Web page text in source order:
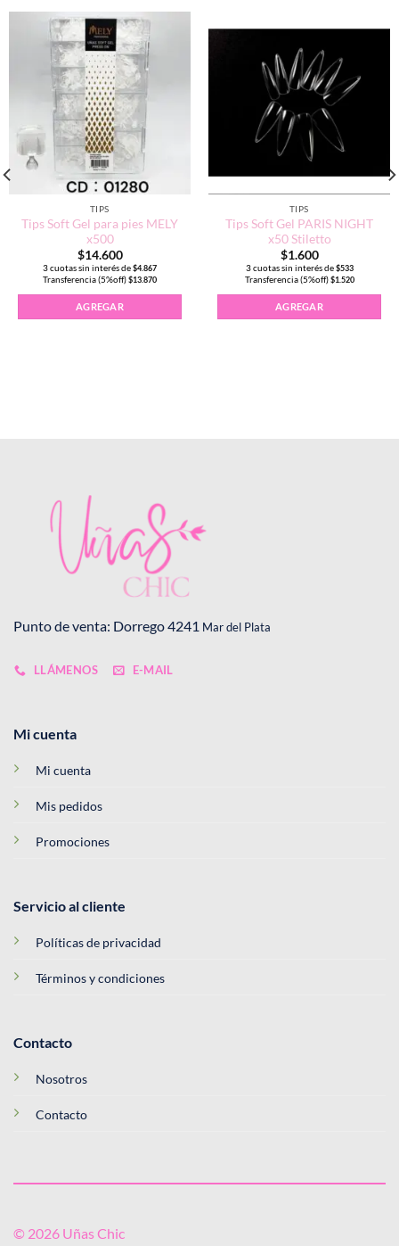
TIPS
Tips Soft Gel para pies MELY
x500
$14.600
3 cuotas sin interés de $4.867
Transferencia (5%off) $13.870
AGREGAR
TIPS
Tips Soft Gel PARIS NIGHT
x50 Stiletto
$1.600
3 cuotas sin interés de $533
Transferencia (5%off) $1.520
AGREGAR
Punto de venta: Dorrego 4241 Mar del Plata
LLÁMENOS E-MAIL
Mi cuenta
Mi cuenta
Mis pedidos
Promociones
Servicio al cliente
Políticas de privacidad
Términos y condiciones
Contacto
Nosotros
Contacto
© 2026 Uñas Chic